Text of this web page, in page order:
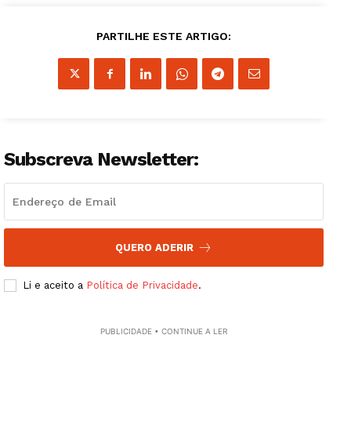
PARTILHE ESTE ARTIGO:
Subscreva Newsletter:
QUERO ADERIR
Li e aceito a Política de Privacidade.
PUBLICIDADE • CONTINUE A LER